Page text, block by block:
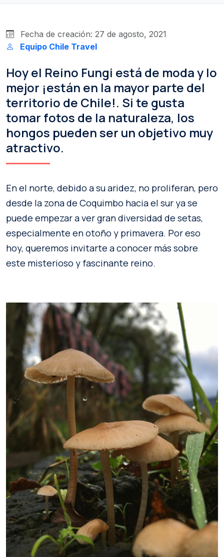
Fecha de creación: 27 de agosto, 2021
Equipo Chile Travel
Hoy el Reino Fungi está de moda y lo
mejor ¡están en la mayor parte del
territorio de Chile!. Si te gusta
tomar fotos de la naturaleza, los
hongos pueden ser un objetivo muy
atractivo.
En el norte, debido a su aridez, no proliferan, pero
desde la zona de Coquimbo hacia el sur ya se
puede empezar a ver gran diversidad de setas,
especialmente en otoño y primavera. Por eso
hoy, queremos invitarte a conocer más sobre
este misterioso y fascinante reino.